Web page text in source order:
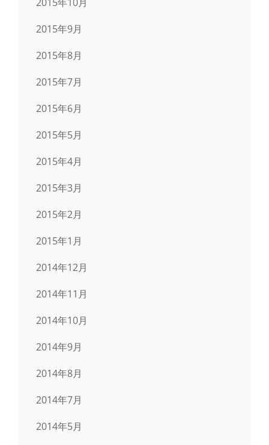
2015年9月
2015年8月
2015年7月
2015年6月
2015年5月
2015年4月
2015年3月
2015年2月
2015年1月
2014年12月
2014年11月
2014年10月
2014年9月
2014年8月
2014年7月
2014年5月